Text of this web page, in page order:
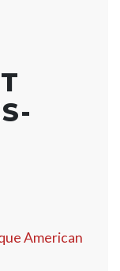
American